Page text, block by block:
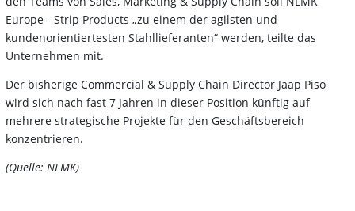
Europe - Strip Products „zu einem der agilsten und
kundenorientiertesten Stahllieferanten“ werden, teilte das
Unternehmen mit.
Der bisherige Commercial & Supply Chain Director Jaap Piso
wird sich nach fast 7 Jahren in dieser Position künftig auf
mehrere strategische Projekte für den Geschäftsbereich
konzentrieren.
(Quelle: NLMK)